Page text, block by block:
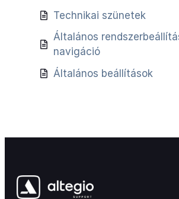
Technikai szünetek
Általános
navigáció
Általános beállítások